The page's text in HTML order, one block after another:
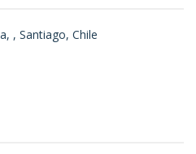
, Santiago, Chile